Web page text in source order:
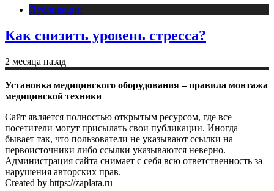
Публикации
Как снизить уровень стресса?
2 месяца назад
Установка медицинского оборудования – правила монтажа
медицинской техники
Сайт является полностью открытым ресурсом, где все
посетители могут присылать свои публикации. Иногда
бывает так, что пользователи не указывают ссылки на
первоисточники либо ссылки указываются неверно.
Администрация сайта снимает с себя всю ответственность за
нарушения авторских прав.
Created by https://zaplata.ru